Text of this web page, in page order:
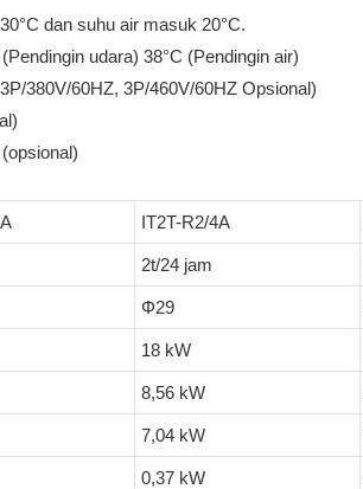
dan suhu air masuk 20°C.
udara) 38°C (Pendingin air)
380V/60HZ, 3P/460V/60HZ Opsional)
IT2T-R2/4A
2t/24 jam
Φ29
18 kW
8,56 kW
7,04 kW
0,37 kW